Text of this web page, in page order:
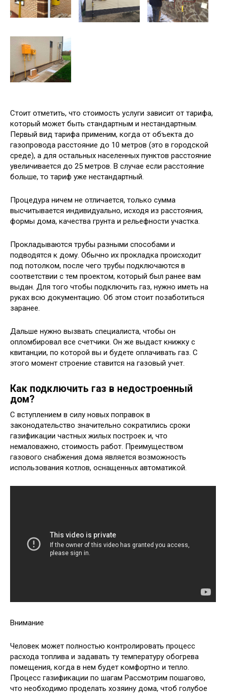
Стоит отметить, что стоимость услуги зависит от тарифа,
который может быть стандартным и нестандартным.
Первый вид тарифа применим, когда от объекта до
газопровода расстояние до 10 метров (это в городской
среде), а для остальных населенных пунктов расстояние
увеличивается до 25 метров. В случае если расстояние
больше, то тариф уже нестандартный.
Процедура ничем не отличается, только сумма
высчитывается индивидуально, исходя из расстояния,
формы дома, качества грунта и рельефности участка.
Прокладываются трубы разными способами и
подводятся к дому. Обычно их прокладка происходит
под потолком, после чего трубы подключаются в
соответствии с тем проектом, который был ранее вам
выдан. Для того чтобы подключить газ, нужно иметь на
руках всю документацию. Об этом стоит позаботиться
заранее.
Дальше нужно вызвать специалиста, чтобы он
опломбировал все счетчики. Он же выдаст книжку с
квитанции, по которой вы и будете оплачивать газ. С
этого момент строение ставится на газовый учет.
Как подключить газ в недостроенный
дом?
С вступлением в силу новых поправок в
законодательство значительно сократились сроки
газификации частных жилых построек и, что
немаловажно, стоимость работ. Преимуществом
газового снабжения дома является возможность
использования котлов, оснащенных автоматикой.
Внимание
Человек может полностью контролировать процесс
расхода топлива и задавать ту температуру обогрева
помещения, когда в нем будет комфортно и тепло.
Процесс газификации по шагам Рассмотрим пошагово,
что необходимо проделать хозяину дома, чтоб голубое